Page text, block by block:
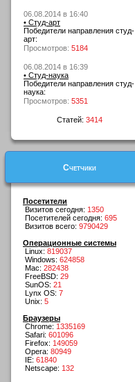
06.08.2014 в 16:40
• Студ-арт
Победители направления студ-
арт:
Просмотров: 5184
06.08.2014 в 16:39
• Студ-наука
Победители направления студ-
наука:
Просмотров: 5351
Статей: 3414
Счетчики
Посетители
Визитов сегодня: 1350
Посетителей сегодня: 695
Визитов всего: 9790429
Операционные системы
Linux: 819037
Windows: 624858
Mac: 282438
FreeBSD: 29
SunOS: 21
Lynx OS: 7
Unix: 5
Браузеры
Chrome: 1335169
Safari: 601096
Firefox: 149059
Opera: 80949
IE: 61840
Netscape: 132